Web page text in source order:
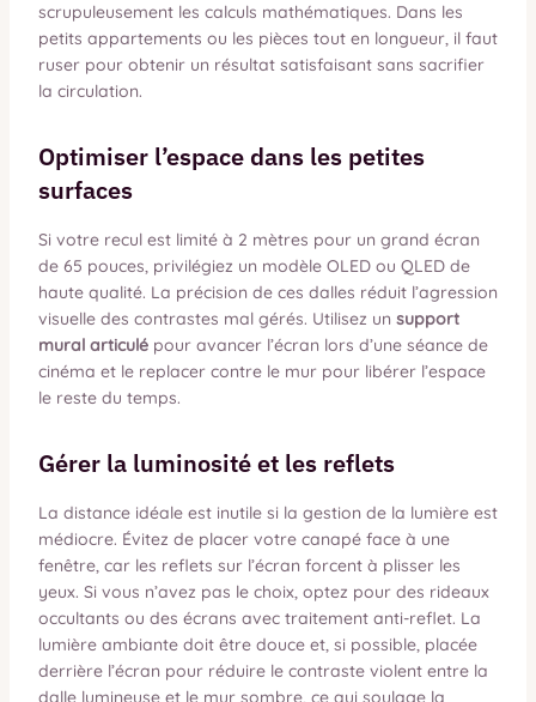
scrupuleusement les calculs mathématiques. Dans les
petits appartements ou les pièces tout en longueur, il faut
ruser pour obtenir un résultat satisfaisant sans sacrifier
la circulation.
Optimiser l’espace dans les petites
surfaces
Si votre recul est limité à 2 mètres pour un grand écran
de 65 pouces, privilégiez un modèle OLED ou QLED de
haute qualité. La précision de ces dalles réduit l’agression
visuelle des contrastes mal gérés. Utilisez un support
mural articulépour avancer l’écran lors d’une séance de
cinéma et le replacer contre le mur pour libérer l’espace
le reste du temps.
Gérer la luminosité et les reflets
La distance idéale est inutile si la gestion de la lumière est
médiocre. Évitez de placer votre canapé face à une
fenêtre, car les reflets sur l’écran forcent à plisser les
yeux. Si vous n’avez pas le choix, optez pour des rideaux
occultants ou des écrans avec traitement anti-reflet. La
lumière ambiante doit être douce et, si possible, placée
derrière l’écran pour réduire le contraste violent entre la
dalle lumineuse et le mur sombre, ce qui soulage la